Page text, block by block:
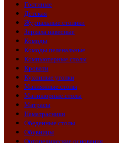
Гостиные
Детская
Журнальные столики
Зеркала навесные
Комоды
Комоды пеленальные
Компьютерные столы
Кровати
Кухонные уголки
Макияжные столы
Маникюрные столы
Матрасы
Наматрасники
Обеденные столы
Обувницы
Ортопедические основания